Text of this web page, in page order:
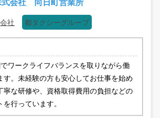
社 都タクシーグループ
ワークライフバランスを取りながら働
す。未経験の方も安心してお仕事を始め
寧な研修や、資格取得費用の負担などの
行っています。